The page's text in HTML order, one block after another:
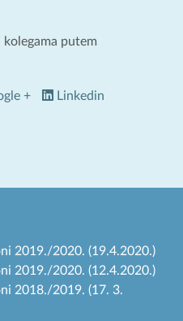
putem
+ Linkedin
2019./2020. (19.4.2020.)
2019./2020. (12.4.2020.)
2018./2019. (17. 3.